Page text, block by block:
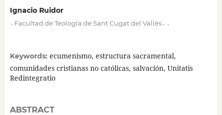
Ignacio Ruidor
Facultad de Teología de Sant Cugat del Vallès,
Keywords: ecumenismo, estructura sacramental,
comunidades cristianas no católicas, salvación, Unitatis
Redintegratio
ABSTRACT